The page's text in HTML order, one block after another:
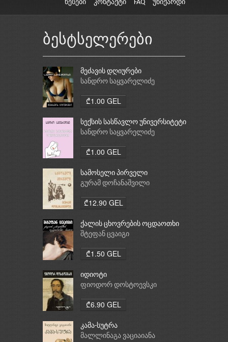
წესები კონტაქტი FAQ უნიქარდი
ბესტსელერები
მეძავის დღიურები
სანდრო საყვარელიძე
₾1.00 GEL
სექსის სასწავლო უნივერსიტეტი
სანდრო საყვარელიძე
₾1.00 GEL
სამოსელი პირველი
გურამ დოჩანაშვილი
₾12.90 GEL
ქალის ცხოვრების ოცდაოთხი
საათი
შტეფან ცვაიგი
₾1.50 GEL
იდიოტი
ფიოდორ დოსტოევსკი
₾6.90 GEL
კამა-სუტრა
მალლინაგა ვაციაიანა